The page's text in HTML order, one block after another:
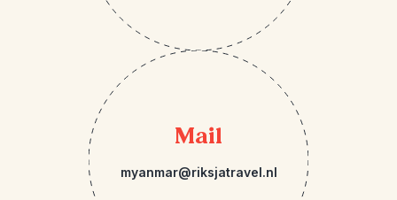
Mail
myanmar@riksjatravel.nl